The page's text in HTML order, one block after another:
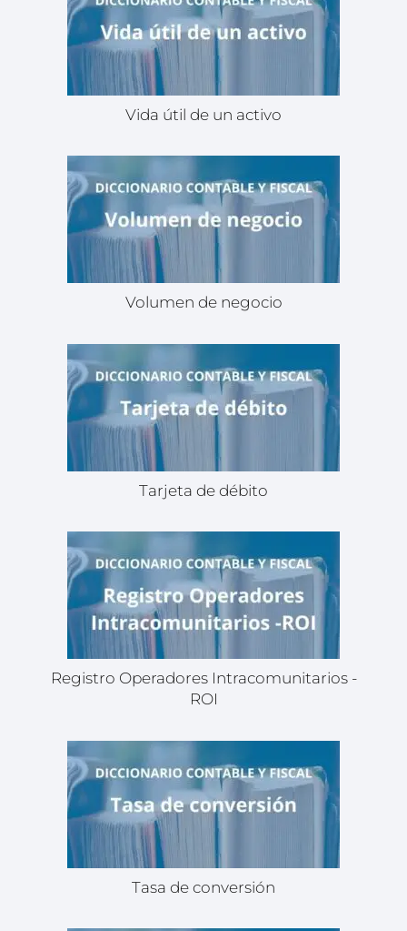
Vida útil de un activo
Volumen de negocio
Tarjeta de débito
Registro Operadores Intracomunitarios -
ROI
Tasa de conversión